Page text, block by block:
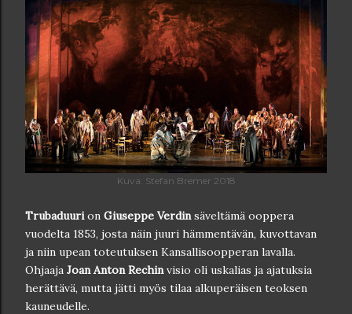
Kuva: Stefan Bremer 2018
Trubaduurion Giuseppe Verdinsäveltämä ooppera
vuodelta 1853, josta näin juuri hämmentävän, kuvottavan
ja niin upean toteutuksen Kansallisoopperan lavalla.
Ohjaaja Joan Anton Rechinvisio oli uskalias ja ajatuksia
herättävä, mutta jätti myös tilaa alkuperäisen teoksen
kauneudelle.